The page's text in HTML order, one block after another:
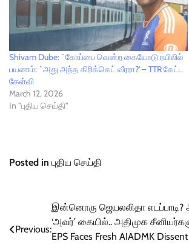
Shivam Dube: `கோப்பை வென்ற கையோடு ரயிலில்
பயணம்: `அது அந்த கிரிக்கெட் வீரரா?' – TTR கேட்ட
கேள்வி
March 12, 2026
In "புதிய செய்தி"
Posted in புதிய செய்தி
navigation
Previous:
இன்னொரு ஜெயலலிதா எடப்பாடி?
‘அவர்’ கையில்.. அதிமுக
EPS Faces Fresh AIADMK